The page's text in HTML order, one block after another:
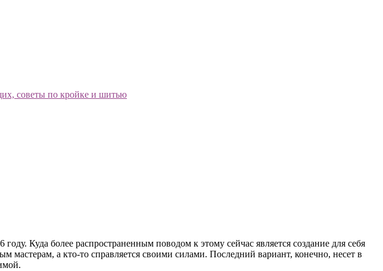
Куда более распространенным поводом к этому сейчас является создание для себя
мастерам, а кто-то справляется своими силами. Последний вариант, конечно, несет в